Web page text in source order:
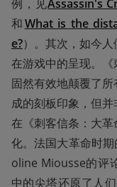
例，见Assassin's
和What is the
e?）。其次，如今
在游戏中的呈现。
固然有效地颠覆了
成的刻板印象，但并
在《刺客信条：大
化。法国大革命时
oline Miousse的评
中的尖塔还原了人